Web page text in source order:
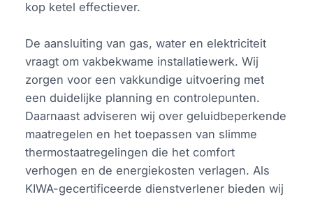
kop ketel effectiever.
De aansluiting van gas, water en elektriciteit
vraagt om vakbekwame installatiewerk. Wij
zorgen voor een vakkundige uitvoering met
een duidelijke planning en controlepunten.
Daarnaast adviseren wij over geluidbeperkende
maatregelen en het toepassen van slimme
thermostaatregelingen die het comfort
verhogen en de energiekosten verlagen. Als
KIWA-gecertificeerde dienstverlener bieden wij